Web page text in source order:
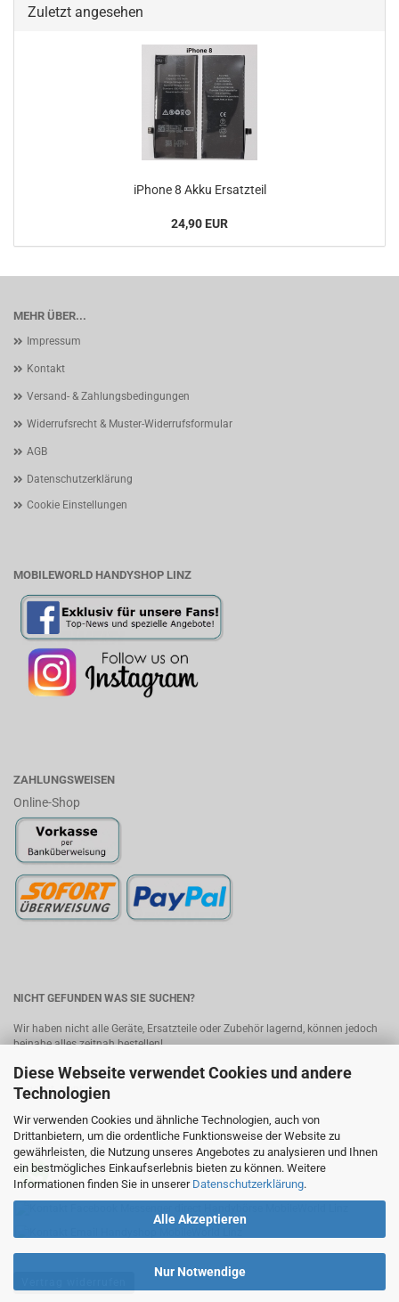
Diese Webseite verwendet Cookies und andere
Technologien
Wir verwenden Cookies und ähnliche Technologien, auch von
Drittanbietern, um die ordentliche Funktionsweise der Website zu
gewährleisten, die Nutzung unseres Angebotes zu analysieren und Ihnen
ein bestmögliches Einkaufserlebnis bieten zu können. Weitere
Informationen finden Sie in unserer Datenschutzerklärung.
Alle Akzeptieren
Nur Notwendige
Zuletzt angesehen
iPhone 8 Akku Ersatzteil
24,90 EUR
MEHR ÜBER...
Impressum
Kontakt
Versand- & Zahlungsbedingungen
Widerrufsrecht & Muster-Widerrufsformular
AGB
Datenschutzerklärung
Cookie Einstellungen
MOBILEWORLD HANDYSHOP LINZ
ZAHLUNGSWEISEN
Online-Shop
NICHT GEFUNDEN WAS SIE SUCHEN?
Wir haben nicht alle Geräte, Ersatzteile oder Zubehör lagernd, können jedoch
beinahe alles zeitnah bestellen!
Bitte senden Sie uns Ihre Anfrage, wir melden uns umgehend mit einem
Angebot.Kontakt
MobileWorld - Ihr Online-Handyshop in Linz